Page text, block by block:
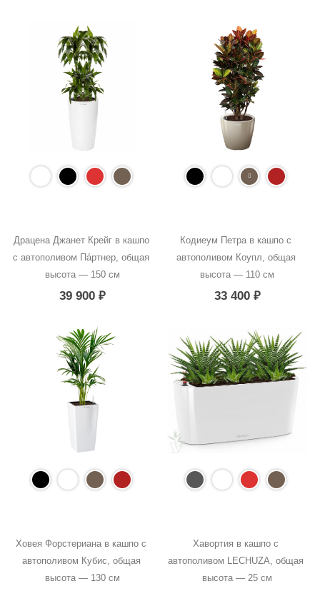
Драцена Джанет Крейг в кашпо
с автополивом Пáртнер, общая
высота — 150 см
39 900₽
Кодиеум Петра в кашпо с
автополивом Коупл, общая
высота — 110 см
33 400 ₽
Ховея Форстериана в кашпо с
автополивом Кубис, общая
высота — 130 см
Хавортия в кашпо с
автополивом LECHUZA, общая
высота — 25 см